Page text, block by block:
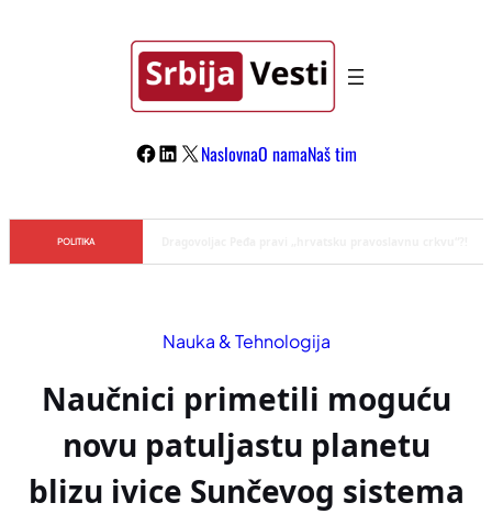
Facebook
LinkedIn
X NaslovnaO namaNaš tim
POLITIKA
Nauka & Tehnologija
Naučnici primetili moguću
novu patuljastu planetu
blizu ivice Sunčevog sistema